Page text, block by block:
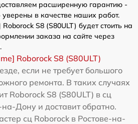
расширенную гарантию -
в качестве наших работ.
S8 (S80ULT) будет стоить на
заказа на сайте через
Roborock S8 (S80ULT)
если не требует большого
ремонта. В таких случаях
Roborock S8 (S80ULT) в сц
на-Дону и доставит обратно.
сц Roborock в Ростове-на-